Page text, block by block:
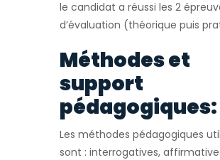
le candidat a réussi les 2
d’évaluation (théorique puis
Méthodes et
support
pédagogiques:
Les méthodes pédagogiques
sont : interrogatives,